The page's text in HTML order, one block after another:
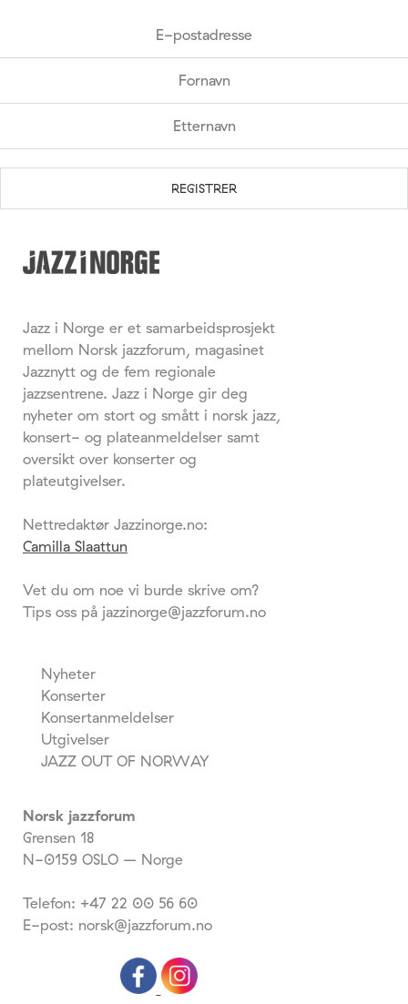
Jazz i Norge er et samarbeidsprosjekt
mellom Norsk jazzforum, magasinet
Jazznytt og de fem regionale
jazzsentrene. Jazz i Norge gir deg
nyheter om stort og smått i norsk jazz,
konsert- og plateanmeldelser samt
oversikt over konserter og
plateutgivelser.
Nettredaktør Jazzinorge.no:
Camilla Slaattun
Vet du om noe vi burde skrive om?
Tips oss på jazzinorge@jazzforum.no
Nyheter
Konserter
Konsertanmeldelser
Utgivelser
JAZZ OUT OF NORWAY
Norsk jazzforum
Grensen 18
N-0159 OSLO – Norge
Telefon: +47 22 00 56 60
E-post: norsk@jazzforum.no